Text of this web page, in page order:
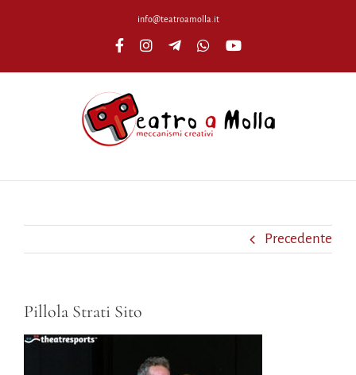
info@teatroamolla.it
FacebookInstagramTelegramWhatsAppYouTube
Precedente
Pillola Strati Sito